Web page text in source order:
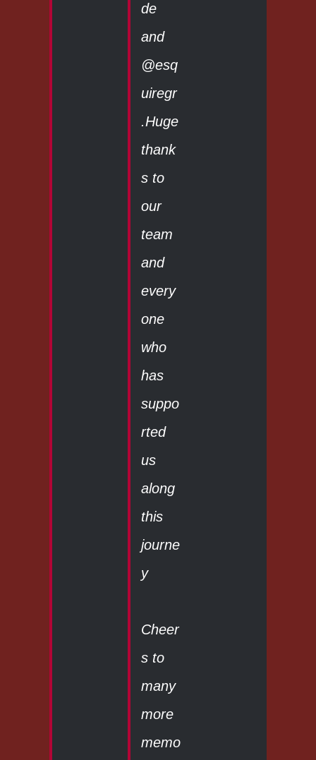
de
and
@esq
uiregr
.Huge
thank
s to
our
team
and
every
one
who
has
suppo
rted
us
along
this
journe
y
Cheer
s to
many
more
memo